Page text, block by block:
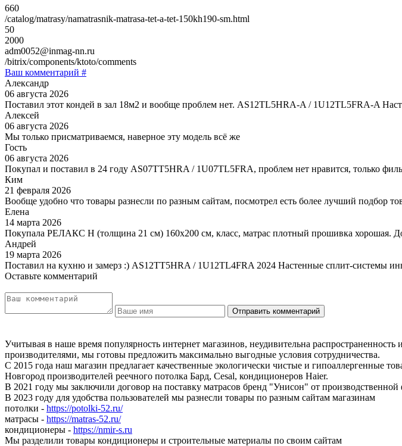
660
/catalog/matrasy/namatrasnik-matrasa-tet-a-tet-150kh190-sm.html
50
2000
adm0052@inmag-nn.ru
/bitrix/components/ktoto/comments
Ваш комментарий #
Александр
06 августа 2026
Поставил этот кондей в зал 18м2 и вообще проблем нет. AS12TL5HRA-A / 1U12TL5FRA-A
Алексей
06 августа 2026
Мы только присматриваемся, наверное эту модель всё же
Гость
06 августа 2026
Покупал и поставил в 24 году AS07TT5HRA / 1U07TL5FRA, проблем нет нравится, только
Ким
21 февраля 2026
Вообще удобно что товары разнесли по разным сайтам, посмотрел есть более лучший подбор
Елена
14 марта 2026
Покупала РЕЛАКС Н (толщина 21 см) 160х200 см, класс, матрас плотный прошивка хорошая.
Андрей
19 марта 2026
Поставил на кухню и замерз :) AS12TT5HRA / 1U12TL4FRA 2024 Настенные сплит-системы
Оставьте комментарий
Учитывая в наше время популярность интернет магазинов, неудивительна
производителями, мы готовы предложить максимально выгодные условия сотрудничества.
С 2015 года наш магазин предлагает качественные экологически чистые и гипоаллергенные
Новгород производителей реечного потолка Бард, Cesal, кондиционеров Haier.
В 2021 году мы заключили договор на поставку матрасов бренд "Унисон" от
В 2023 году для удобства пользователей мы разнесли товары по разным сайтам магазинам
потолки - https://potolki-52.ru/
матрасы - https://matras-52.ru/
кондиционеры - https://nmir-s.ru
Мы разделили товары кондиционеры и строительные материалы по своим сайтам